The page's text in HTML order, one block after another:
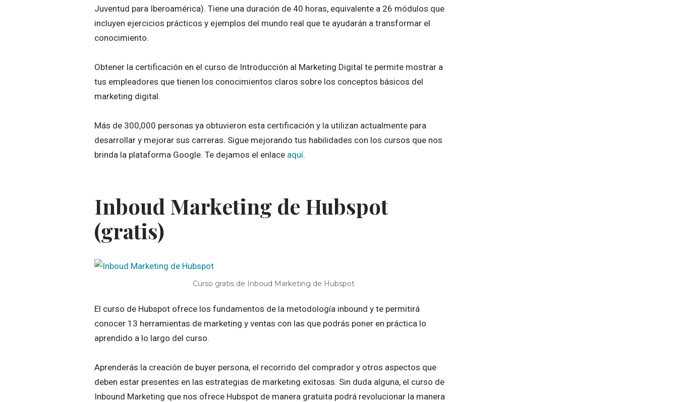
Juventud para Iberoamérica). Tiene una duración de 40 horas, equivalente a 26 módulos que
incluyen ejercicios prácticos y ejemplos del mundo real que te ayudarán a transformar el
conocimiento.
Obtener la certificación en el curso de Introducción al Marketing Digital te permite mostrar a
tus empleadores que tienen los conocimientos claros sobre los conceptos básicos del
marketing digital.
Más de 300,000 personas ya obtuvieron esta certificación y la utilizan actualmente para
desarrollar y mejorar sus carreras. Sigue mejorando tus habilidades con los cursos que nos
brinda la plataforma Google. Te dejamos el enlace aquí.
Inboud Marketing de Hubspot
(gratis)
Curso gratis de Inboud Marketing de Hubspot
El curso de Hubspot ofrece los fundamentos de la metodología inbound y te permitirá
conocer 13 herramientas de marketing y ventas con las que podrás poner en práctica lo
aprendido a lo largo del curso.
Aprenderás la creación de buyer persona, el recorrido del comprador y otros aspectos que
deben estar presentes en las estrategias de marketing exitosas. Sin duda alguna, el curso de
Inbound Marketing que nos ofrece Hubspot de manera gratuita podrá revolucionar la manera